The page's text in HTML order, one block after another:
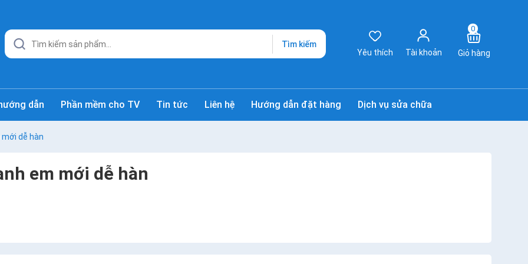
Tìm kiếm
Yêu thích
Tài khoản
0
Giỏ hàng
dẫn Phần mềm cho TV Tin tức Liên hệ Hướng dẫn đặt hàng Dịch vụ sửa chữa
dễ hàn
em mới dễ hàn